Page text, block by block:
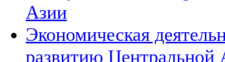
Азии
Экономическая
развитию Центральной